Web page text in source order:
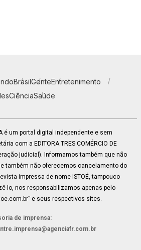
BrasilGenteEntretenimento
CiênciaSaúde
é um portal digital independente e sem
com a EDITORA TRES COMÉRCIO DE
judicial). Informamos também que não
também não oferecemos cancelamento do
impressa de nome ISTOÉ, tampouco
lo, nos responsabilizamos apenas pelo
e seus respectivos sites.
de imprensa: